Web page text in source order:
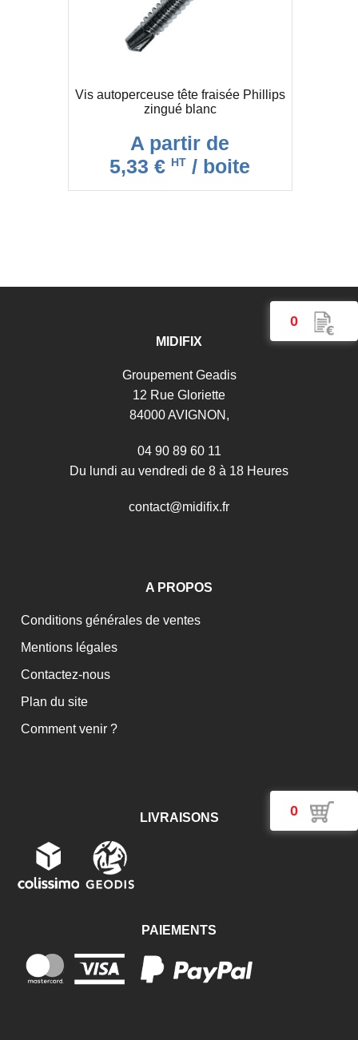
0
0
Vis autoperceuse tête fraisée Phillips
zingué blanc
A partir de
5,33 € HT / boite
MIDIFIX
Groupement Geadis
12 Rue Gloriette
84000 AVIGNON,
04 90 89 60 11
Du lundi au vendredi de 8 à 18 Heures
contact@midifix.fr
A PROPOS
Conditions générales de ventes
Mentions légales
Contactez-nous
Plan du site
Comment venir ?
LIVRAISONS
PAIEMENTS